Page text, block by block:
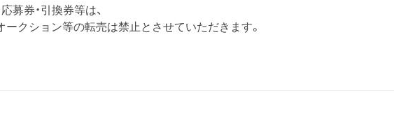
募券・引換券等は、
クション等の転売は禁止とさせていただきます。